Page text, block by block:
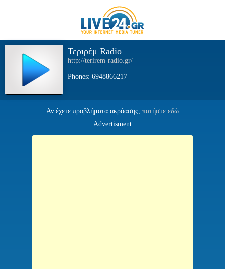
Τεριρέμ Radio
http://terirem-radio.gr/
Phones: 6948866217
Αν έχετε προβλήματα ακρόασης, πατήστε εδώ
Advertisment